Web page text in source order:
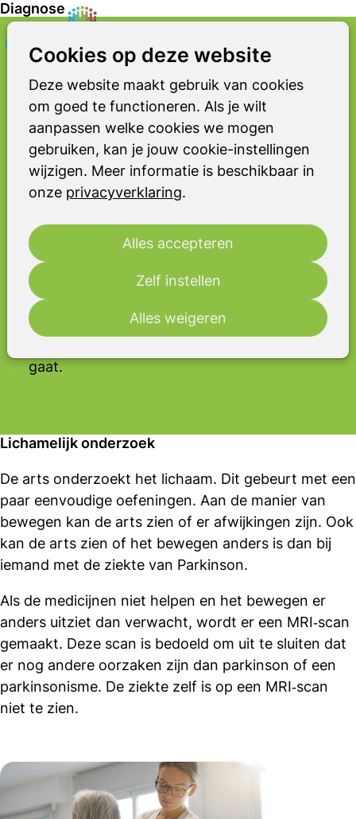
Cookies op deze website
Deze website maakt gebruik van cookies
om goed te functioneren. Als je wilt
aanpassen welke cookies we mogen
gebruiken, kan je jouw cookie-instellingen
wijzigen. Meer informatie is beschikbaar in
onze privacyverklaring.
Alles accepteren
Zelf instellen
Alles weigeren
Diagnose
PARKINSONISMEN
Het is niet altijd makkelijk om de juiste
diagnose te stellen. De klachten geven
in het begin vaak nog niet genoeg
aanwijzingen voor een parkinsonisme.
Er is meestal tijd nodig om te zien hoe
zo snel mogelijk duidelijkheid te
krijgen, schrijft de neuroloog vaak
eerst parkinsonmedicijnen voor. Als
deze medicijnen de klachten niet
verminderen, wordt het vermoeden
gaat.
Lichamelijk onderzoek
De arts onderzoekt het lichaam. Dit gebeurt met een
paar eenvoudige oefeningen. Aan de manier van
bewegen kan de arts zien of er afwijkingen zijn. Ook
kan de arts zien of het bewegen anders is dan bij
iemand met de ziekte van Parkinson.
Als de medicijnen niet helpen en het bewegen er
anders uitziet dan verwacht, wordt er een MRI‑scan
gemaakt. Deze scan is bedoeld om uit te sluiten dat
er nog andere oorzaken zijn dan parkinson of een
parkinsonisme. De ziekte zelf is op een MRI‑scan
niet te zien.